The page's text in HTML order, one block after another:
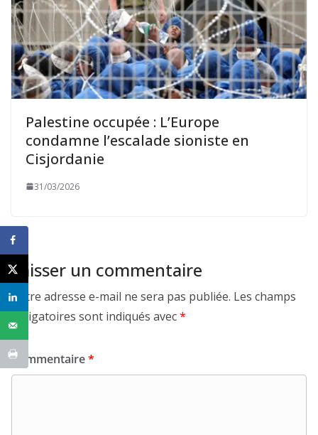
Palestine occupée : L’Europe
condamne l’escalade sioniste en
Cisjordanie
31/03/2026
Laisser un commentaire
Votre adresse e-mail ne sera pas publiée. Les champs
obligatoires sont indiqués avec*
Commentaire*